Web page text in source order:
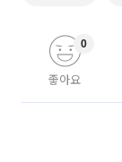
좋아요
0